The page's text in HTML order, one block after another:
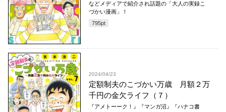
などメディアで紹介され話題の「大人の実録こ
づかい漫画」！
795pt
2024/04/23
定額制夫のこづかい万歳 月額２万
千円の金欠ライフ（７）
『アメトーーク！』『マンガ沼』『ハナコ書